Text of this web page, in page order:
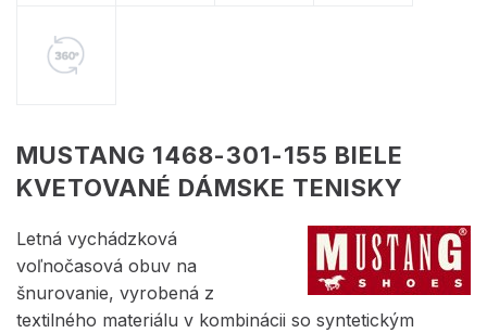
MUSTANG 1468-301-155 BIELE
KVETOVANÉ DÁMSKE TENISKY
Letná vychádzková
voľnočasová obuv na
šnurovanie, vyrobená z
textilného materiálu v kombinácii so syntetickým